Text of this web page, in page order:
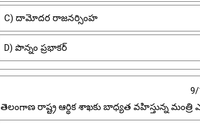
C) దామోదర రాజనర్సింహ
D) పొన్నం ప్రభాకర్
9/
తెలంగాణ రాష్ట్ర ఆర్థిక శాఖకు బాధ్యత వహిస్తున్న మంత్రి